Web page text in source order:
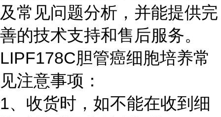
及常见问题分析，并能提供完
善的技术支持和售后服务。
LIPF178C胆管癌细胞培养常
见注意事项：
1、收货时，如不能在收到细